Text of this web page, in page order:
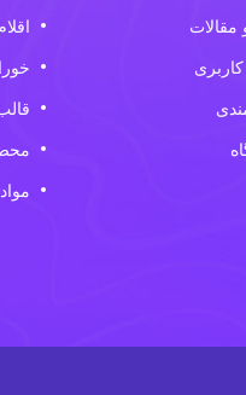
مقالات